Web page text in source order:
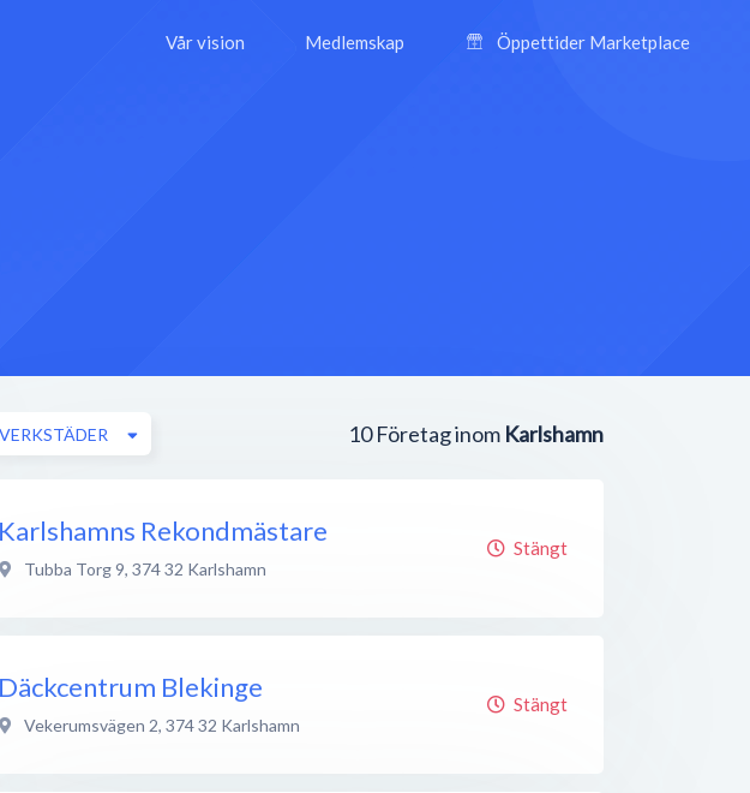
Vår vision Medlemskap Öppettider Marketplace
10 Företag inom Karlshamn
Karlshamns Rekondmästare
Tubba Torg 9, 374 32 Karlshamn
Stängt
Däckcentrum Blekinge
Vekerumsvägen 2, 374 32 Karlshamn
Stängt